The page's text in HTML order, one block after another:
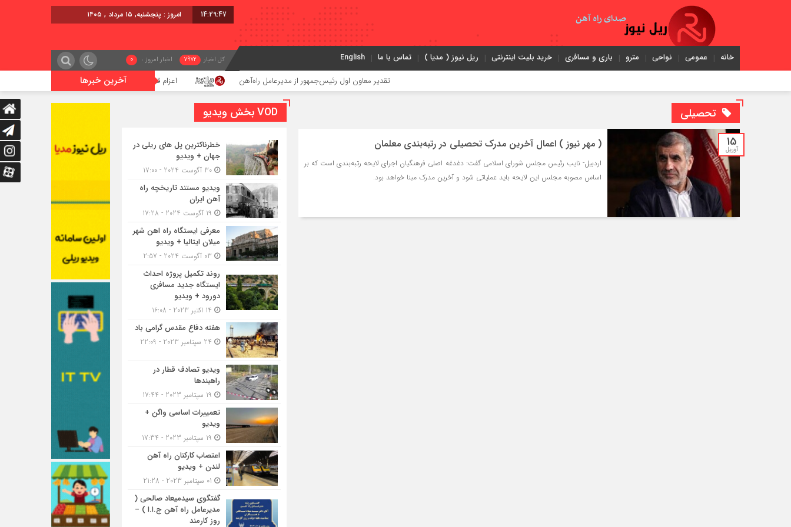
14:29:48 امروز : پنجشنبه, ۱۵ مرداد , ۱۴۰۵
خانه عمومی نواحی مترو باری و مسافری خرید بلیت اینترنتی ریل نیوز ( مدیا ) تماس با ما English کل اخبار 7972 اخبار امروز : 0
آخرین خبرها تقدیر معاون اول رئیس‌جمهور از مدیرعامل راه‌آهن اعزام قطار فوق‌العاده کرمان – خرمشهر
تحصیلی
15
آوریل ( مهر نیوز ) اعمال آخرین مدرک تحصیلی در رتبه‌بندی معلمان
اردبیل- نایب رئیس مجلس شورای اسلامی گفت: دغدغه اصلی فرهنگیان اجرای لایحه رتبه‌بندی است که بر
اساس مصوبه مجلس این لایحه باید عملیاتی شود و آخرین مدرک مبنا خواهد بود.
VOD بخش ویدیو
خطرناکترین پل های ریلی در
جهان + ویدیو
ویدیو مستند تاریخچه راه
آهن ایران
معرفی ایستگاه راه اهن شهر
میلان ایتالیا + ویدیو
روند تکمیل پروژه احداث
ایستگاه جدید مسافری
دورود + ویدیو
هفته دفاع مقدس گرامی باد
ویدیو تصادف قطار در
راهبندها
تعمییرات اساسی واگن +
ویدیو
اعتصاب کارکنان راه آهن
لندن + ویدیو
گفتگوی سیدمیعاد صالحی (
مدیرعامل راه آهن ج.ا.ا ) –
روز کارمند